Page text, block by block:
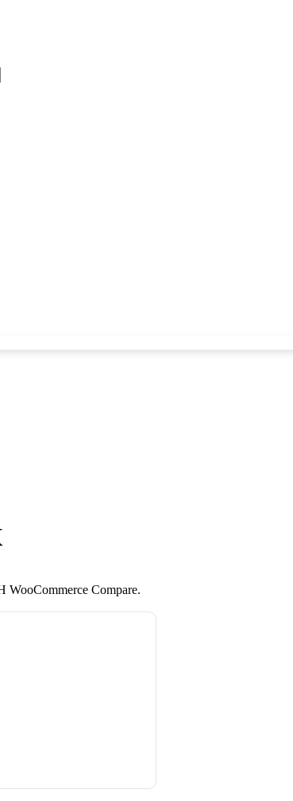
WooCommerce Compare.